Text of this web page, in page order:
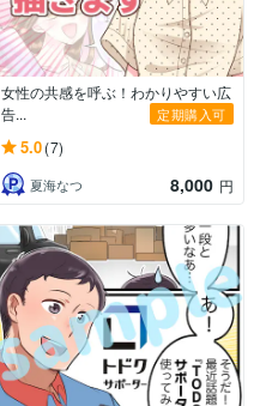
女性の共感を呼ぶ！わかりやすい広
告...
定期購入可
5.0(7)
夏海なつ 8,000 円